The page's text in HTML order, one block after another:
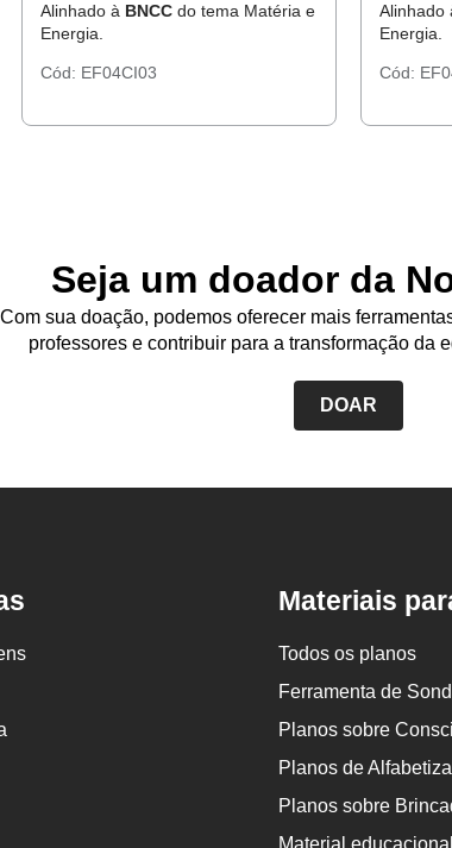
Alinhado à BNCC do tema Matéria e
Energia.
Cód: EF04CI03
Alinhado
Energia.
Cód:
Seja um doador da
Com sua doação, podemos oferecer mais
professores e contribuir para a transformação da
DOAR
Materiais
Todos os planos
Ferramenta de
Planos sobre
Planos de
Planos sobre
Material educacional